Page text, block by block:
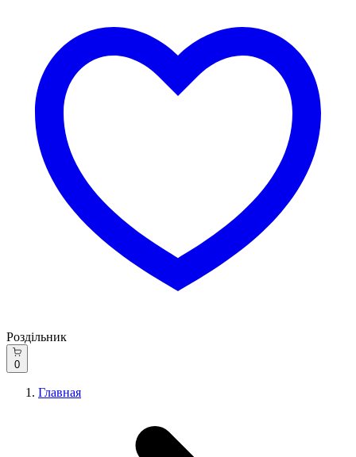
Роздільник
0
Главная